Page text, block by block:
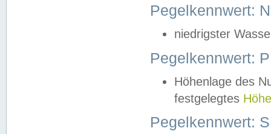
Pegelkennwert:
niedrigster
Pegelkennwert:
Höhenlage des
festgelegtes
Pegelkennwert: